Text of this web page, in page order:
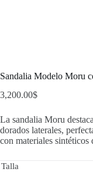
Sandalia Modelo Moru
3,200.00$
La sandalia Moru
dorados laterales,
con materiales sintéticos
Talla